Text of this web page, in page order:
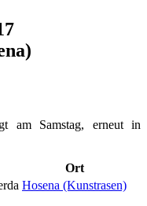
am Samstag, erneut in
Ort
Hosena (Kunstrasen)